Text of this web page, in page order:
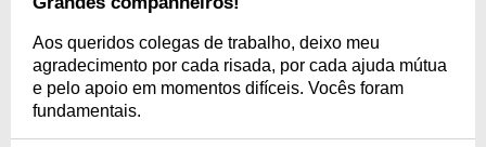
Aos queridos colegas de trabalho, deixo meu
agradecimento por cada risada, por cada ajuda mútua
e pelo apoio em momentos difíceis. Vocês foram
fundamentais.